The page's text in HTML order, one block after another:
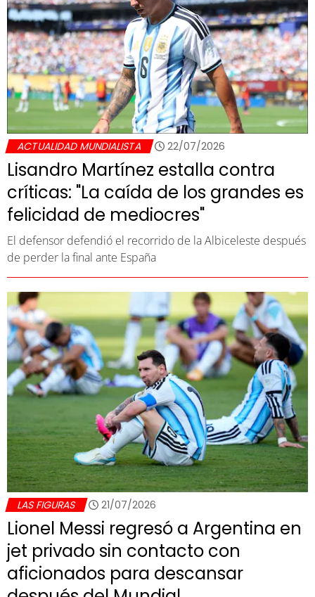
ACTUALIDAD MUNDIALISTA 22/07/2026
Lisandro Martínez estalla contra
críticas: "La caída de los grandes es
felicidad de mediocres"
El defensor defendió el recorrido de la Albiceleste después
de perder la final ante España
LAS FIGURAS 21/07/2026
Lionel Messi regresó a Argentina en
jet privado sin contacto con
aficionados para descansar